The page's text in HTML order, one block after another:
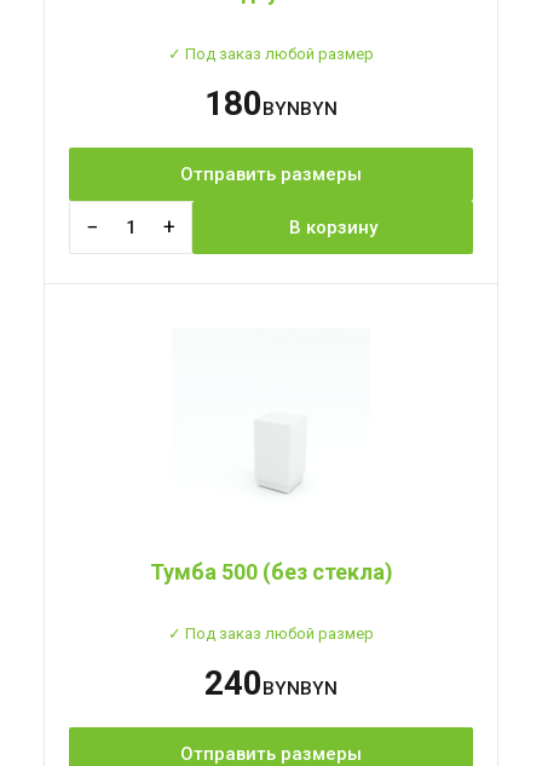
✓ Под заказ любой размер
180BYN
Отправить размеры
− 1 + В корзину
Тумба 500 (без стекла)
✓ Под заказ любой размер
240BYN
Отправить размеры